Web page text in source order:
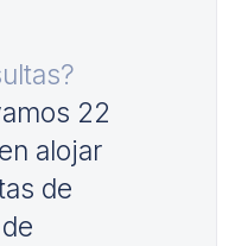
22
alojar
de